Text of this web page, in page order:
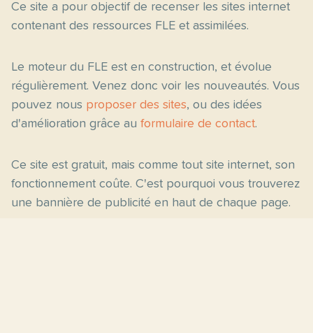
Ce site a pour objectif de recenser les sites internet
contenant des ressources FLE et assimilées.
Le moteur du FLE est en construction, et évolue
régulièrement. Venez donc voir les nouveautés. Vous
pouvez nous proposer des sites, ou des idées
d'amélioration grâce au formulaire de contact.
Ce site est gratuit, mais comme tout site internet, son
fonctionnement coûte. C'est pourquoi vous trouverez
une bannière de publicité en haut de chaque page.